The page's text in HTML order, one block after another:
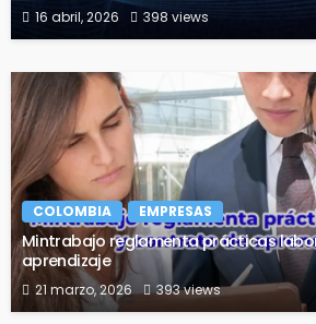
16 abril, 2026 398 views
COLOMBIA EMPRESAS
Mintrabajo reglamenta prácticas
aprendizaje
21 marzo, 2026 393 views